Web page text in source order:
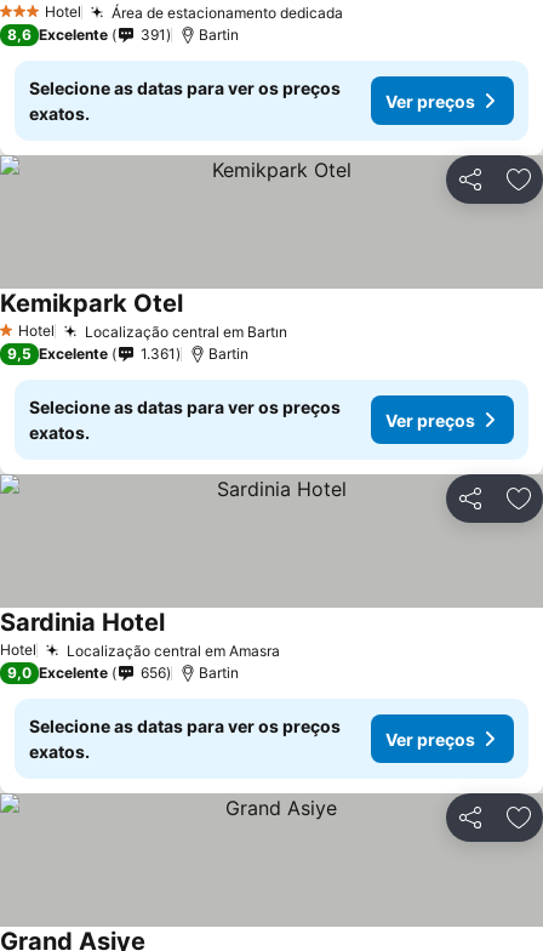
3 EstrelasHotel Área de estacionamento dedicada
8,6 Excelente 391 Bartin
Selecione as datas para ver os preços
exatos.
Ver preços
Partilhar
1 Estrelas
Hotel Localização central em Bartın
Kemikpark Otel
9,5 Excelente 1.361 Bartin
Selecione as datas para ver os preços
exatos.
Ver preços
Partilhar
Hotel Localização central em Amasra
Sardinia Hotel
9,0 Excelente 656 Bartin
Selecione as datas para ver os preços
exatos.
Ver preços
Partilhar
Grand Asiye